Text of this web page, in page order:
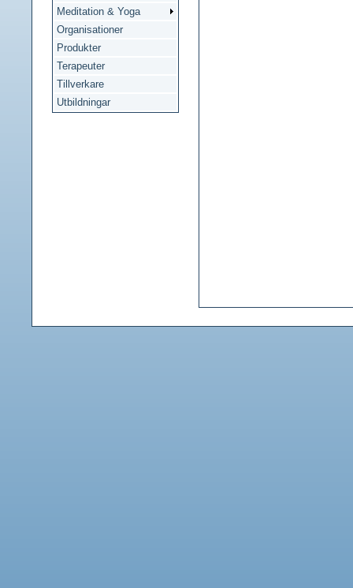
Meditation & Yoga
Organisationer
Produkter
Terapeuter
Tillverkare
Utbildningar